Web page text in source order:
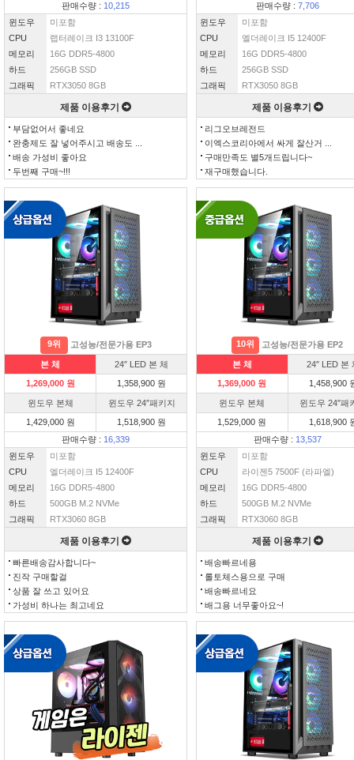
판매수량 : 10,215
윈도우
미포함
CPU
랩터레이크 I3 13100F
메모리
16G DDR5-4800
하드
256GB SSD
그래픽
RTX3050 8GB
제품 이용후기
부담없어서 좋네요
완충제도 잘 넣어주시고 배송도 ...
배송 가성비 좋아요
두번째 구매~!!!
판매수량 : 7,706
윈도우
미포함
CPU
엘더레이크 I5 12400F
메모리
16G DDR5-4800
하드
256GB SSD
그래픽
RTX3050 8GB
제품 이용후기
리그오브레전드
이엑스코리아에서 싸게 잘산거 ...
구매만족도 별5개드립니다~
재구매했습니다.
9위 고성능/전문가용 EP3
본 체
24″ LED 본 체
1,269,000 원
1,358,900 원
윈도우 본체
윈도우 24″패키지
1,429,000 원
1,518,900 원
판매수량 : 16,339
윈도우
미포함
CPU
엘더레이크 I5 12400F
메모리
16G DDR5-4800
하드
500GB M.2 NVMe
그래픽
RTX3060 8GB
제품 이용후기
빠른배송감사합니다~
진작 구매할걸
상품 잘 쓰고 있어요
가성비 하나는 최고네요
10위 고성능/전문가용 EP2
본 체
24″ LED 본
1,369,000 원
1,458,900
윈도우 본체
윈도우 24″패
1,529,000 원
1,618,900
판매수량 : 13,537
윈도우
미포함
CPU
라이젠5 7500F (라파엘)
메모리
16G DDR5-4800
하드
500GB M.2 NVMe
그래픽
RTX3060 8GB
제품 이용후기
배송빠르네용
롤토체스용으로 구매
배송빠르네요
배그용 너무좋아요~!